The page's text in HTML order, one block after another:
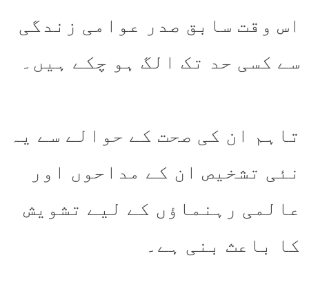
اس وقت سابق صدر عوامی زندگی
سے کسی حد تک الگ ہو چکے ہیں۔
تاہم ان کی صحت کے حوالے سے یہ
نئی تشخیص ان کے مداحوں اور
عالمی رہنماؤں کے لیے تشویش
کا باعث بنی ہے۔